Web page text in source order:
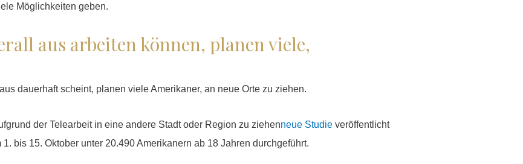
Möglichkeiten geben.
aus arbeiten können, planen viele,
dauerhaft scheint, planen viele Amerikaner, an neue Orte zu ziehen.
der Telearbeit in eine andere Stadt oder Region zu ziehenneue Studie veröffentlicht
bis 15. Oktober unter 20.490 Amerikanern ab 18 Jahren durchgeführt.